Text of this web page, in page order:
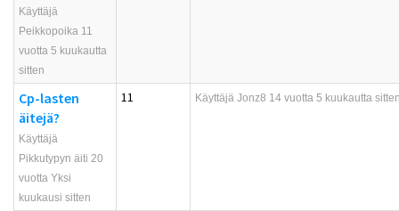
Käyttäjä
Peikkopoika 11
vuotta 5 kuukautta
sitten
Cp-lasten
äitejä?
Käyttäjä
Pikkutypyn äiti 20
vuotta Yksi
kuukausi sitten
11 Käyttäjä Jonz8 14 vuotta 5 kuukautta